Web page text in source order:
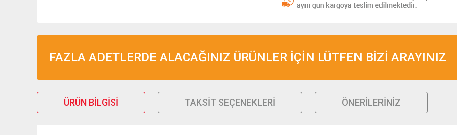
FAZLA ADETLERDE ALACAĞINIZ ÜRÜNLER İÇİN LÜTFEN BİZİ ARAYINIZ
ÜRÜN BILGISI TAKSIT SEÇENEKLERI ÖNERILERINIZ